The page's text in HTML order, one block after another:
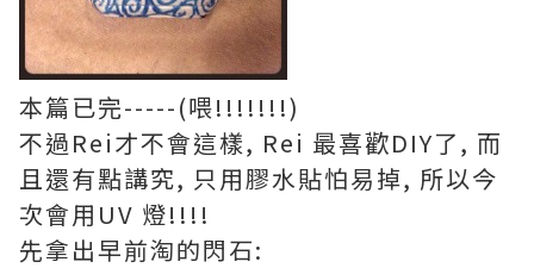
本篇已完-----(喂!!!!!!!)
不過Rei才不會這樣, Rei 最喜歡DIY了, 而
且還有點講究, 只用膠水貼怕易掉, 所以今
次會用 UV 燈!!!!
先拿出早前淘的閃石: